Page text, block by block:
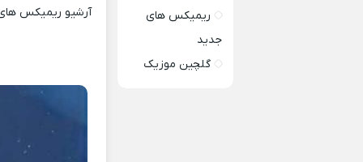
آرشیو ریمیکس
ریمیکس های
جدید
گلچین موزیک